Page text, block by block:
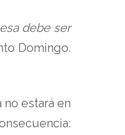
debe ser
Domingo.
estará en